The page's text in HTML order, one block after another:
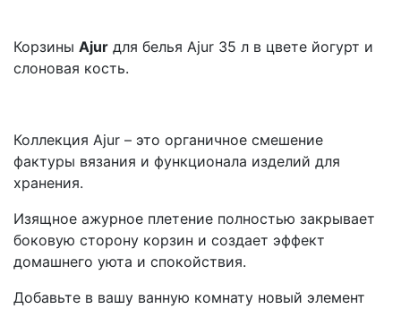
Корзины Ajur для белья Ajur 35 л в цвете йогурт и
слоновая кость.
Коллекция Ajur – это органичное смешение
фактуры вязания и функционала изделий для
хранения.
Изящное ажурное плетение полностью закрывает
боковую сторону корзин и создает эффект
домашнего уюта и спокойствия.
Добавьте в вашу ванную комнату новый элемент